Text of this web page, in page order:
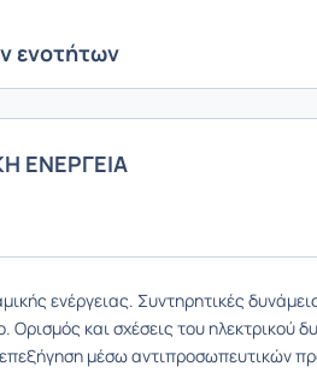
ενοτήτων
ΕΝΕΡΓΕΙΑ
ενέργειας. Συντηρητικές
Ορισμός και σχέσεις του
μέσω αντιπροσωπευτικών